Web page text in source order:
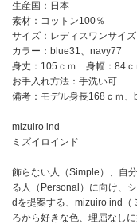
生産国：日本
素材：コットン100％
サイズ：レディスワンサイズ
カラー：blue31、navy77
身丈：105ｃｍ 身幅：84
お手入れ方法：手洗い可
備考：モデル身長168ｃｍ、
mizuiro ind
ミズイロインド
飾らない人（Simple）、自
る人（Personal）に向け、
dを提案する、mizuiro ind（
ろから好きな色、理屈なし